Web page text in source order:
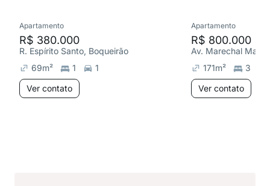
Apartamento
R$ 380.000
R. Espírito Santo, Boqueirão
69m² 1
1
Ver contato
Apartamento
R$ 800.000
Av. Marechal
171m²
3
Ver contato